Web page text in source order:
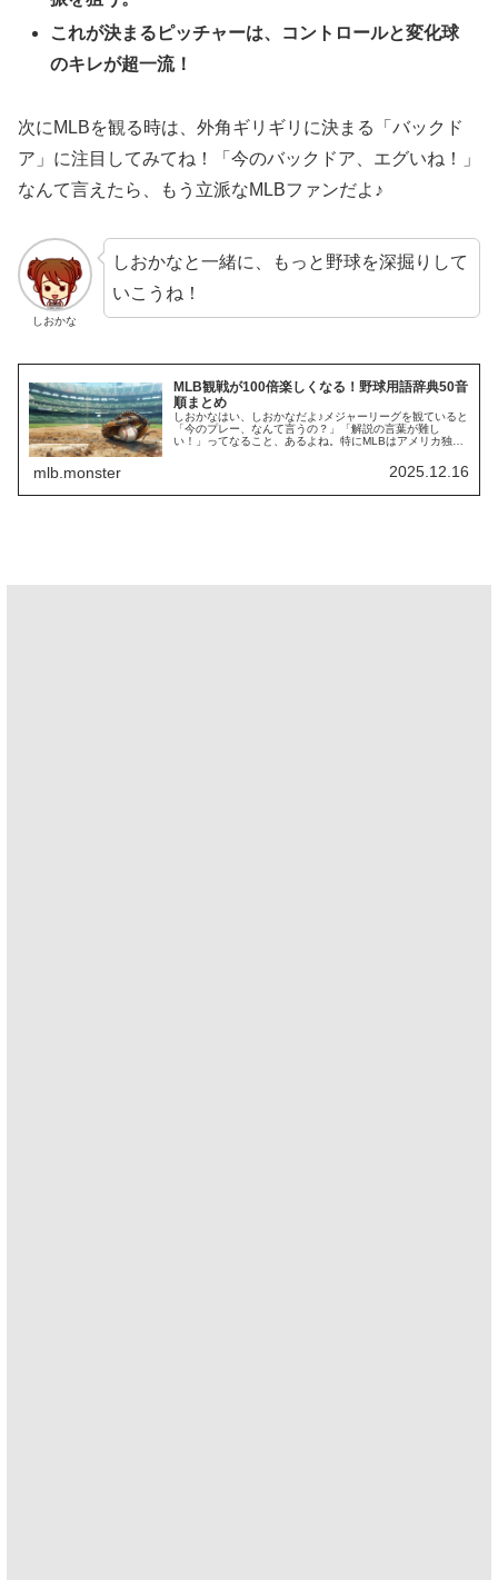
これが決まるピッチャーは、コントロールと変化球
のキレが超一流！
次にMLBを観る時は、外角ギリギリに決まる「バックド
ア」に注目してみてね！「今のバックドア、エグいね！」
なんて言えたら、もう立派なMLBファンだよ♪
しおかな
しおかなと一緒に、もっと野球を深掘りして
いこうね！
MLB観戦が100倍楽しくなる！野球用語辞典50音
順まとめ
しおかなはい、しおかなだよ♪メジャーリーグを観ていると
「今のプレー、なんて言うの？」「解説の言葉が難し
い！」ってなること、あるよね。特にMLBはアメリカ独自
mlb.monster 2025.12.16